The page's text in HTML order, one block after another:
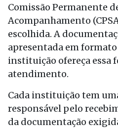
Comissão Permanente
Acompanhamento
escolhida. A
apresentada em
instituição ofereça essa
atendimento.
Cada instituição tem
responsável pelo
da documentação